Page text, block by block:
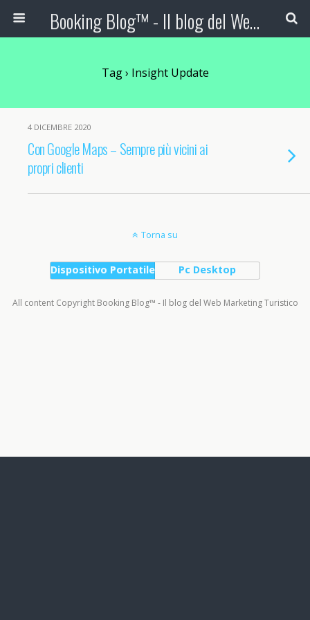
Booking Blog™ - Il blog del Web Marketing Turistico
Tag › Insight Update
4 DICEMBRE 2020
Con Google Maps – Sempre più vicini ai
propri clienti
Torna su
Dispositivo Portatile Pc Desktop
All content Copyright Booking Blog™ - Il blog del Web Marketing Turistico